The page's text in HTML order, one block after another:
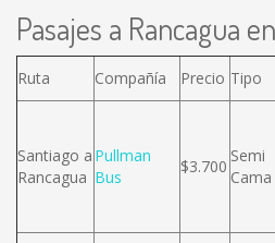
Pasajes a Rancagua
Ruta Compañía Precio Tipo
Santiago a
Rancagua
Pullman
Bus
$3.700
Semi
Cama